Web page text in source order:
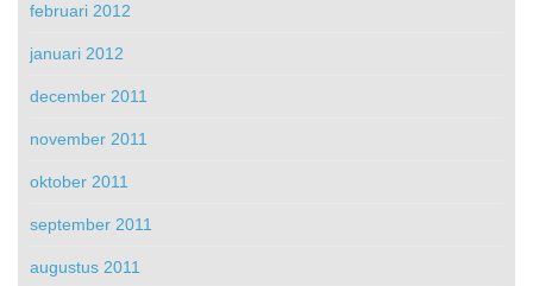
februari 2012
januari 2012
december 2011
november 2011
oktober 2011
september 2011
augustus 2011